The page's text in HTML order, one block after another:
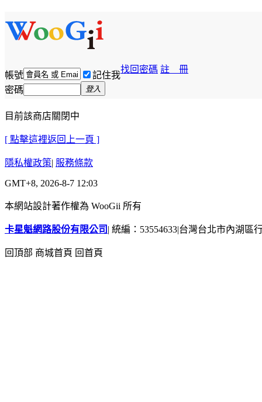
帳號 記住我
找回密碼 註 冊
密碼 登入
目前該商店關閉中
[ 點擊這裡返回上一頁 ]
隱私權政策| 服務條款
GMT+8, 2026-8-7 12:03
本網站設計著作權為 WooGii 所有
卡星魁網路股份有限公司 | 統編：53554633|台灣台北市內湖區
回頂部 商城首頁 回首頁